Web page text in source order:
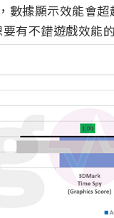
數據顯示效能會
有不錯遊戲效能